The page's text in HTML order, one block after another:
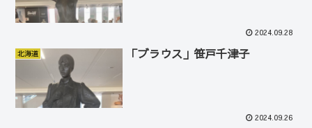
2024.09.28
北海道 「ブラウス」笹戸千津子
2024.09.26